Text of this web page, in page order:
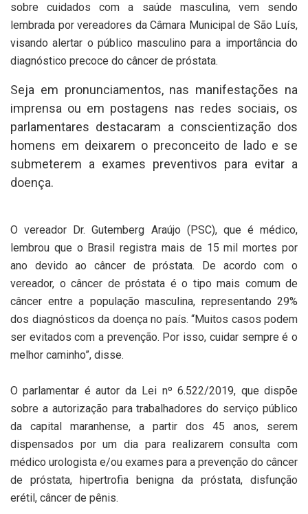
sobre cuidados com a saúde masculina, vem sendo
lembrada por vereadores da Câmara Municipal de São Luís,
visando alertar o público masculino para a importância do
diagnóstico precoce do câncer de próstata.
Seja em pronunciamentos, nas manifestações na
imprensa ou em postagens nas redes sociais, os
parlamentares destacaram a conscientização dos
homens em deixarem o preconceito de lado e se
submeterem a exames preventivos para evitar a
doença.
O vereador Dr. Gutemberg Araújo (PSC), que é médico,
lembrou que o Brasil registra mais de 15 mil mortes por
ano devido ao câncer de próstata. De acordo com o
vereador, o câncer de próstata é o tipo mais comum de
câncer entre a população masculina, representando 29%
dos diagnósticos da doença no país. “Muitos casos podem
ser evitados com a prevenção. Por isso, cuidar sempre é o
melhor caminho”, disse.
O parlamentar é autor da Lei nº 6.522/2019, que dispõe
sobre a autorização para trabalhadores do serviço público
da capital maranhense, a partir dos 45 anos, serem
dispensados por um dia para realizarem consulta com
médico urologista e/ou exames para a prevenção do câncer
de próstata, hipertrofia benigna da próstata, disfunção
erétil, câncer de pênis.